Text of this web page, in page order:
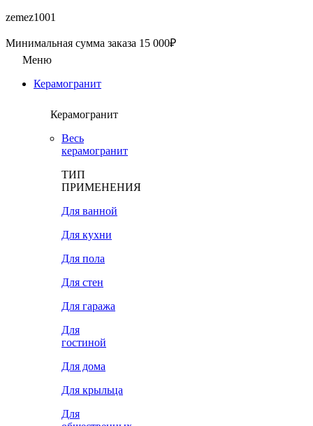
zemez1001
Минимальная сумма заказа 15 000₽
Меню
Керамогранит
Керамогранит
Весь
керамогранит
ТИП
ПРИМЕНЕНИЯ
Для ванной
Для кухни
Для пола
Для стен
Для гаража
Для
гостиной
Для дома
Для крыльца
Для